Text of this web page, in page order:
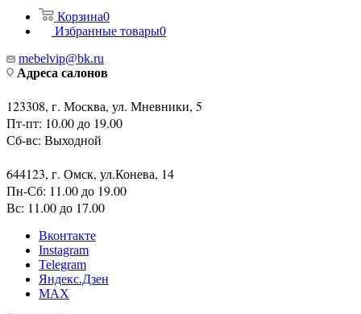
Корзина0
Избранные товары0
mebelvip@bk.ru
Адреса салонов
123308, г. Москва, ул. Мневники, 5
Пт-пт: 10.00 до 19.00
Сб-вс: Выходной
644123, г. Омск, ул.Конева, 14
Пн-Сб: 11.00 до 19.00
Вс: 11.00 до 17.00
Вконтакте
Instagram
Telegram
Яндекс.Дзен
MAX